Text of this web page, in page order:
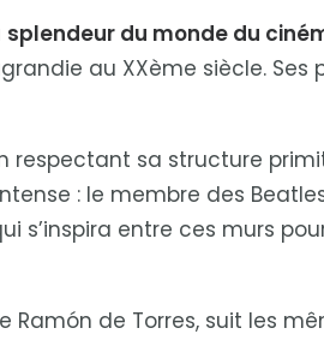
splendeur du monde du
au XXème siècle.
sa structure
: le membre des
s’inspira entre ces murs
de Torres, suit les